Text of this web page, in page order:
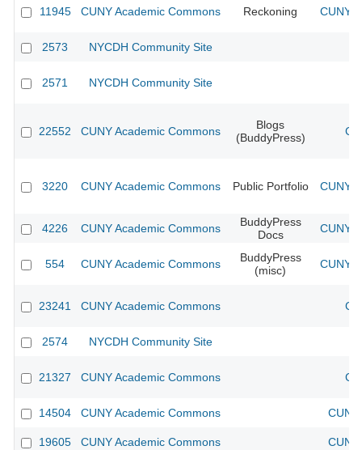
11945 CUNY Academic Commons Reckoning CUNY
2573 NYCDH Community Site
2571 NYCDH Community Site
22552 CUNY Academic Commons
Blogs
(BuddyPress)
3220 CUNY Academic Commons Public Portfolio CUNY
4226 CUNY Academic Commons
BuddyPress
Docs
CUNY
554 CUNY Academic Commons
BuddyPress
(misc)
CUNY
23241 CUNY Academic Commons
2574 NYCDH Community Site
21327 CUNY Academic Commons
14504 CUNY Academic Commons
19605 CUNY Academic Commons